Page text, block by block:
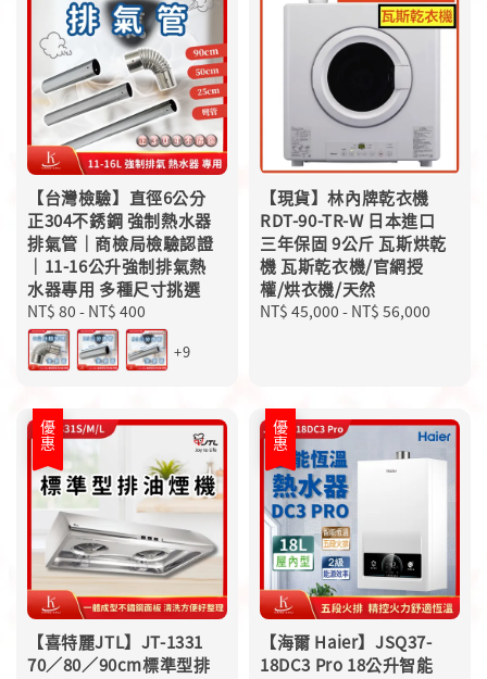
【台灣檢驗】直徑6公分
正304不銹鋼 強制熱水器
排氣管｜商檢局檢驗認證
｜11-16公升強制排氣熱
水器專用 多種尺寸挑選
Regular
price
NT$ 80 - NT$ 400
+9
【現貨】林內牌乾衣機
RDT-90-TR-W 日本進口
三年保固 9公斤 瓦斯烘乾
機 瓦斯乾衣機/官網授
權/烘衣機/天然
Regular
NT$ 45,000 - NT$ 56,000
優惠
【喜特麗JTL】JT-1331
70／80／90cm標準型排
優惠
【海爾 Haier】JSQ37-
18DC3 Pro 18公升智能